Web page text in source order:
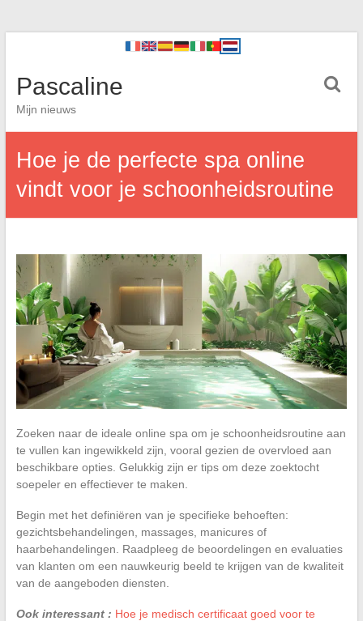
Pascaline
Mijn nieuws
Hoe je de perfecte spa online
vindt voor je schoonheidsroutine
Zoeken naar de ideale online spa om je schoonheidsroutine aan
te vullen kan ingewikkeld zijn, vooral gezien de overvloed aan
beschikbare opties. Gelukkig zijn er tips om deze zoektocht
soepeler en effectiever te maken.
Begin met het definiëren van je specifieke behoeften:
gezichtsbehandelingen, massages, manicures of
haarbehandelingen. Raadpleeg de beoordelingen en evaluaties
van klanten om een nauwkeurig beeld te krijgen van de kwaliteit
van de aangeboden diensten.
Ook interessant : Hoe je medisch certificaat goed voor te